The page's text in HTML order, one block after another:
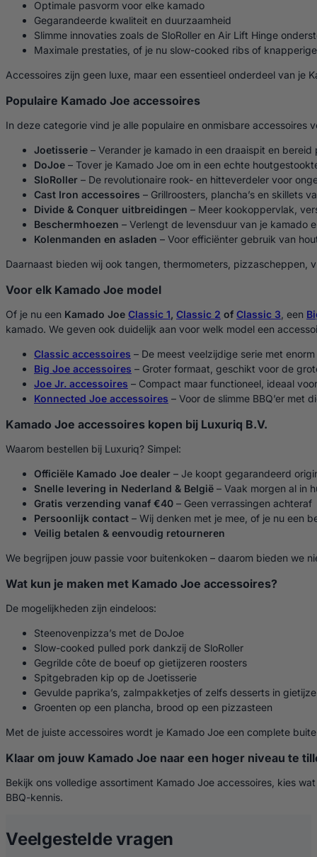
Optimale pasvorm voor elke kamado
Gegarandeerde kwaliteit en duurzaamheid
Slimme innovaties zoals de SloRoller en Air Lift Hinge
Maximale prestaties, of je nu slow-cooked ribs of
Accessoires zijn geen luxe, maar een essentieel onderdeel van je
Populaire Kamado Joe accessoires
In deze categorie vind je alle populaire en onmisbare accessoires
Joetisserie – Verander je kamado in een draaispit en
DoJoe – Tover je Kamado Joe om in een echte
SloRoller – De revolutionaire rook- en hitteverdeler voor
Cast Iron accessoires – Grillroosters, plancha’s en skillets
Divide & Conquer uitbreidingen – Meer kookoppervlak,
Beschermhoezen – Verlengt de levensduur van je kamado
Kolenmanden en asladen – Voor efficiënter gebruik van
Daarnaast bieden wij ook tangen, thermometers, pizzascheppen,
Voor elk Kamado Joe model
Of je nu een Kamado Joe Classic 1 Classic 2 of Classic 3 , een
kamado. We geven ook duidelijk aan voor welk model een
Classic accessoires – De meest veelzijdige serie met
Big Joe accessoires – Groter formaat, geschikt voor de
Joe Jr. accessoires – Compact maar functioneel, ideaal
Konnected Joe accessoires – Voor de slimme BBQ’er met
Kamado Joe accessoires kopen bij Luxuriq B.V.
Waarom bestellen bij Luxuriq? Simpel:
Officiële Kamado Joe dealer – Je koopt gegarandeerd
Snelle levering in Nederland & België – Vaak morgen al in
Gratis verzending vanaf €40 – Geen verrassingen achteraf
Persoonlijk contact – Wij denken met je mee, of je nu een
Veilig betalen & eenvoudig retourneren
We begrijpen jouw passie voor buitenkoken – daarom bieden we
Wat kun je maken met Kamado Joe accessoires?
De mogelijkheden zijn eindeloos:
Steenovenpizza’s met de DoJoe
Slow-cooked pulled pork dankzij de SloRoller
Gegrilde côte de boeuf op gietijzeren roosters
Spitgebraden kip op de Joetisserie
Gevulde paprika’s, zalmpakketjes of zelfs desserts in
Groenten op een plancha, brood op een pizzasteen
Met de juiste accessoires wordt je Kamado Joe een complete
Klaar om jouw Kamado Joe naar een hoger niveau te
Bekijk ons volledige assortiment Kamado Joe accessoires, kies
BBQ-kennis.
Veelgestelde vragen